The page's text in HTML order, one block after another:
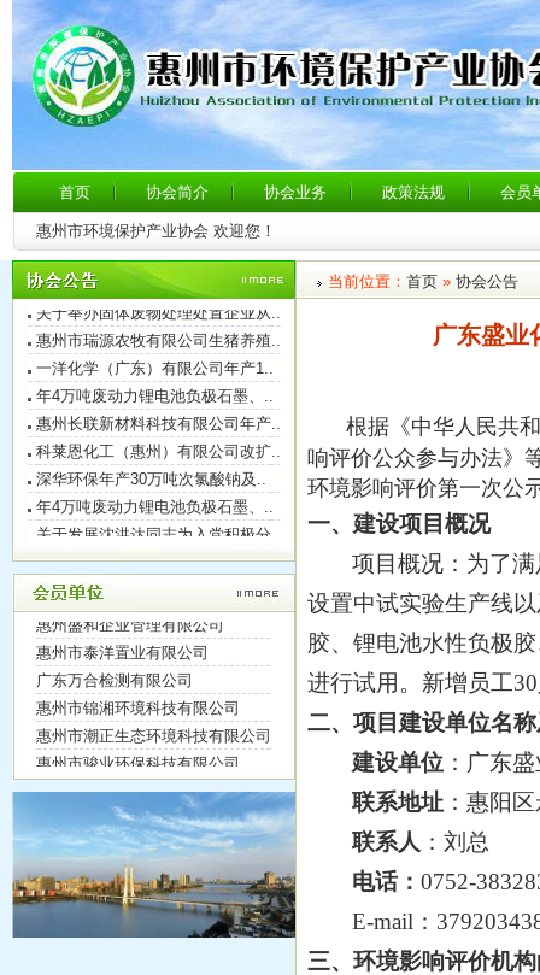
惠州市环境保护产业协会 欢迎您！
首页 协会简介 协会业务 政策法规 会员
惠州市农业投资集团有限公司深远..
博罗县东江干流公庄河口段清淤整..
虹凯绿氢及多功能高纯特气项目环..
关于召开惠州市环境保护产业协会..
博罗县东江干流公庄河口段清淤整..
惠州市瑞源农牧有限公司生猪养殖..
惠州市瑞源农牧有限公司生猪养殖..
博罗县东江干流公庄河口段清淤整..
关于举办固体废物处理处置企业从..
惠州市瑞源农牧有限公司生猪养殖..
一洋化学（广东）有限公司年产1..
年4万吨废动力锂电池负极石墨、..
惠州长联新材料科技有限公司年产..
科莱恩化工（惠州）有限公司改扩..
深华环保年产30万吨次氯酸钠及..
年4万吨废动力锂电池负极石墨、..
关于发展沈洪达同志为入党积极分..
惠州市华诚新材料科技有限公司1..
碳三碳四烯烃羰基酯化生产丁酸戊..
惠州市农业投资集团有限公司深远..
博罗县东江干流公庄河口段清淤整..
虹凯绿氢及多功能高纯特气项目环..
关于召开惠州市环境保护产业协会..
博罗县东江干流公庄河口段清淤整..
惠州市瑞源农牧有限公司生猪养殖..
博罗县东江干流公庄河口段清淤整..
关于举办固体废物处理处置企业从..
惠州市瑞源农牧有限公司生猪养殖..
一洋化学（广东）有限公司年产1..
年4万吨废动力锂电池负极石墨、..
惠州超人泵浦实业有限公司
惠州东浦环保服务有限公司
利合达（东莞）环保设备有限公司
广东中科能源环境技术有限公司
惠州绿色动力环境服务有限公司
深圳市国泰环境科技有限公司
广东福润达生态环境科技有限公司
深圳市裕佳环保科技有限公司
惠州盛和企业管理有限公司
惠州市泰洋置业有限公司
广东万合检测有限公司
惠州市锦湘环境科技有限公司
惠州市潮正生态环境科技有限公司
惠州市骏业环保科技有限公司
惠州恩地亚科技有限公司
荣辉科技(惠州)有限公司
惠州市绿政环保服务有限公司
广东实朴检测服务有限公司
惠州市惠分类环保科技有限公司
佛山市峰旭环保设备有限公司
当前位置： 首页 » 协会公告
广东盛业
根据《中华人民共
响评价公众参与办法》
环境影响评价第一次公
一、建设项目概况
项目概况：为了
设置中试实验生产线
胶、锂电池水性负极
进行试用。 新增员工30
二、项目建设单位名
建设单位 ： 广东
联系地址 ：惠阳
联系人 ：刘总
电话：0752-
E-mail ：
三、环境影响评价机